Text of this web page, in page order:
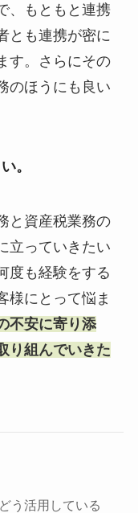
、もともと連携
とも連携が密に
す。さらにその
のほうにも良い
。
と資産税業務の
立っていきたい
度も経験をする
様にとって悩ま
不安に寄り添
り組んでいきた
う活用している